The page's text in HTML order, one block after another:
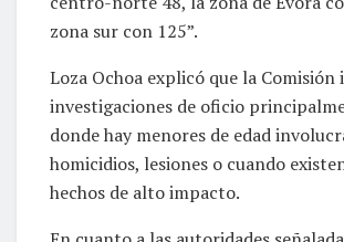
centro-norte 48, la zona de Évora
zona sur con 125”.
Loza Ochoa explicó que la Comisión
investigaciones de oficio
donde hay menores de edad
homicidios, lesiones o cuando
hechos de alto impacto.